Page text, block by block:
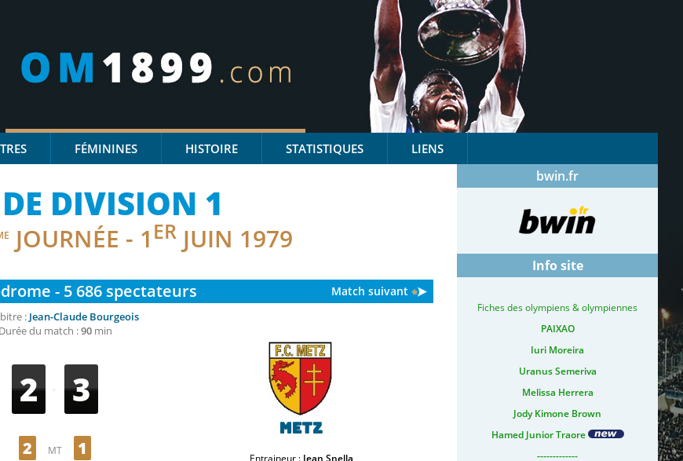
FÉMININES HISTOIRE STATISTIQUES LIENS
DIVISION 1
JOURNÉE - 1 ER JUIN 1979
- 5 686 spectateurs Match suivant
: Jean-Claude Bourgeois
Durée du match :90min
2 - 3
2 MT 1
Metz
Entraineur : Jean Snella
bwin.fr
Info site
Fiches des olympiens & olympiennes
PAIXAO
Iuri Moreira
Uranus Semeriva
Melissa Herrera
Jody Kimone Brown
Hamed Junior Traore
-------------